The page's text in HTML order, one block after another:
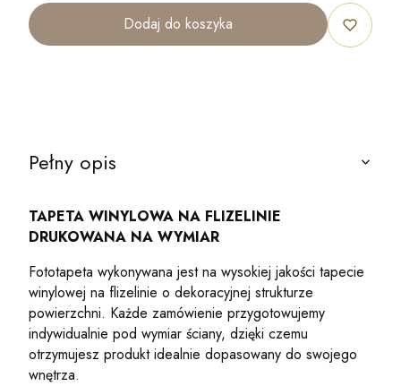
Dodaj do koszyka
Pełny opis
TAPETA WINYLOWA NA FLIZELINIE
DRUKOWANA NA WYMIAR
Fototapeta wykonywana jest na wysokiej jakości tapecie
winylowej na flizelinie o dekoracyjnej strukturze
powierzchni. Każde zamówienie przygotowujemy
indywidualnie pod wymiar ściany, dzięki czemu
otrzymujesz produkt idealnie dopasowany do swojego
wnętrza.